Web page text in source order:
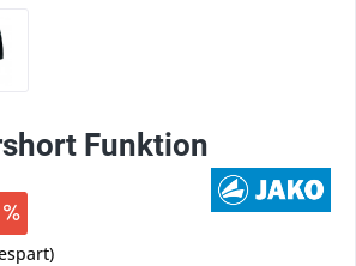
Funktion